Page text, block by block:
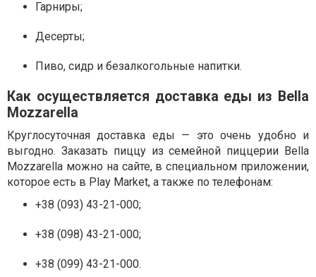
Гарниры;
Десерты;
Пиво, сидр и безалкогольные напитки.
Как осуществляется доставка еды из Bella
Mozzarella
Круглосуточная доставка еды — это очень удобно и
выгодно. Заказать пиццу из семейной пиццерии Bella
Mozzarella можно на сайте, в специальном приложении,
которое есть в Play Market, а также по телефонам:
+38 (093) 43-21-000;
+38 (098) 43-21-000;
+38 (099) 43-21-000.